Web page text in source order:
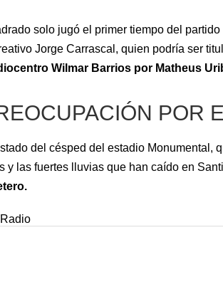
solo jugó el primer tiempo del
Jorge Carrascal, quien podría ser
Wilmar Barrios por Matheus
POR
del césped del estadio Monumental,
y las fuertes lluvias que han caído en